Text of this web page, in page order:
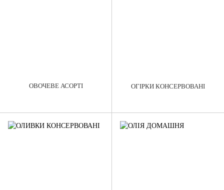
ОВОЧЕВЕ АСОРТІ ОГIРКИ КОНСЕРВОВАНІ